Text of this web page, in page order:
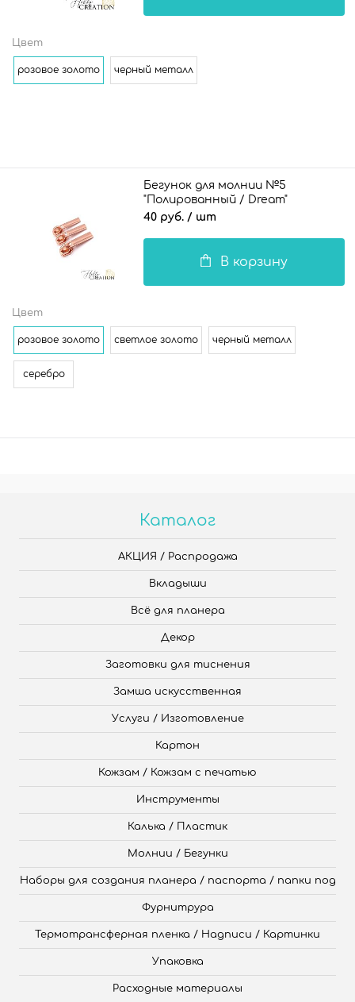
Цвет
розовое золото черный металл
Бегунок для молнии №5
"Полированный / Dream"
40 руб. / шт
В корзину
Цвет
розовое золото светлое золото черный металл
серебро
Каталог
АКЦИЯ / Распродажа
Вкладыши
Всё для планера
Декор
Заготовки для тиснения
Замша искусственная
Услуги / Изготовление
Картон
Кожзам / Кожзам с печатью
Инструменты
Калька / Пластик
Молнии / Бегунки
Наборы для создания планера / паспорта / папки под
Фурнитрура
Термотрансферная пленка / Надписи / Картинки
Упаковка
Расходные материалы